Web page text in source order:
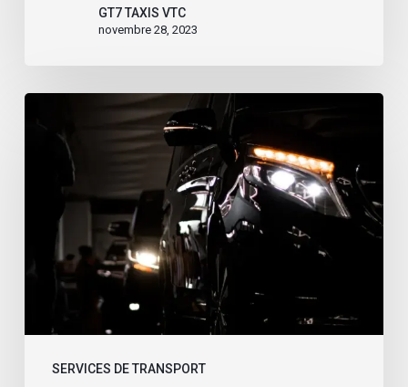
GT7 TAXIS VTC
novembre 28, 2023
SERVICES DE TRANSPORT
confort
redéfinis
service
location